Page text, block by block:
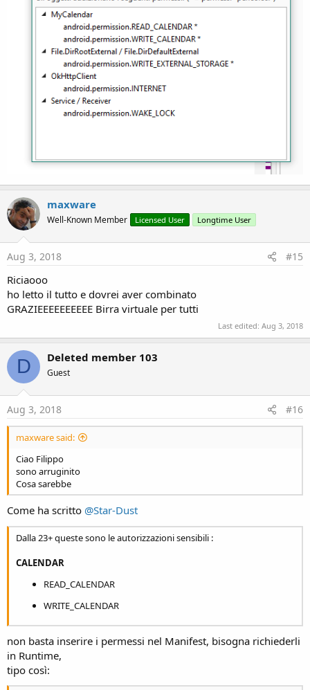
maxware
Well-Known Member Licensed User Longtime User
Aug 3, 2018 #15
Riciaooo
ho letto il tutto e dovrei aver combinato
GRAZIEEEEEEEEEE Birra virtuale per tutti
Last edited: Aug 3, 2018
D Deleted member 103
Guest
Aug 3, 2018 #16
maxware said:
Ciao Filippo
sono arruginito
Cosa sarebbe
Come ha scritto @Star-Dust
Dalla 23+ queste sono le autorizzazioni sensibili :
CALENDAR
READ_CALENDAR
WRITE_CALENDAR
non basta inserire i permessi nel Manifest, bisogna richiederli
in Runtime,
tipo così: